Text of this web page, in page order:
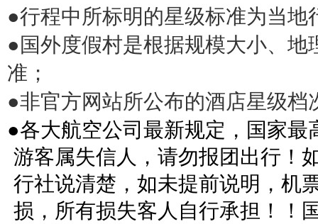
●行程中所标明的星级标准为当
● 国外度假村是根据规模大小、
准；
●非官方网站所公布的酒店星级
●各大航空公司最新规定，国家
游客属失信人，请勿报团出行！
行社说清楚，如未提前说明，机
损，所有损失客人自行承担！！